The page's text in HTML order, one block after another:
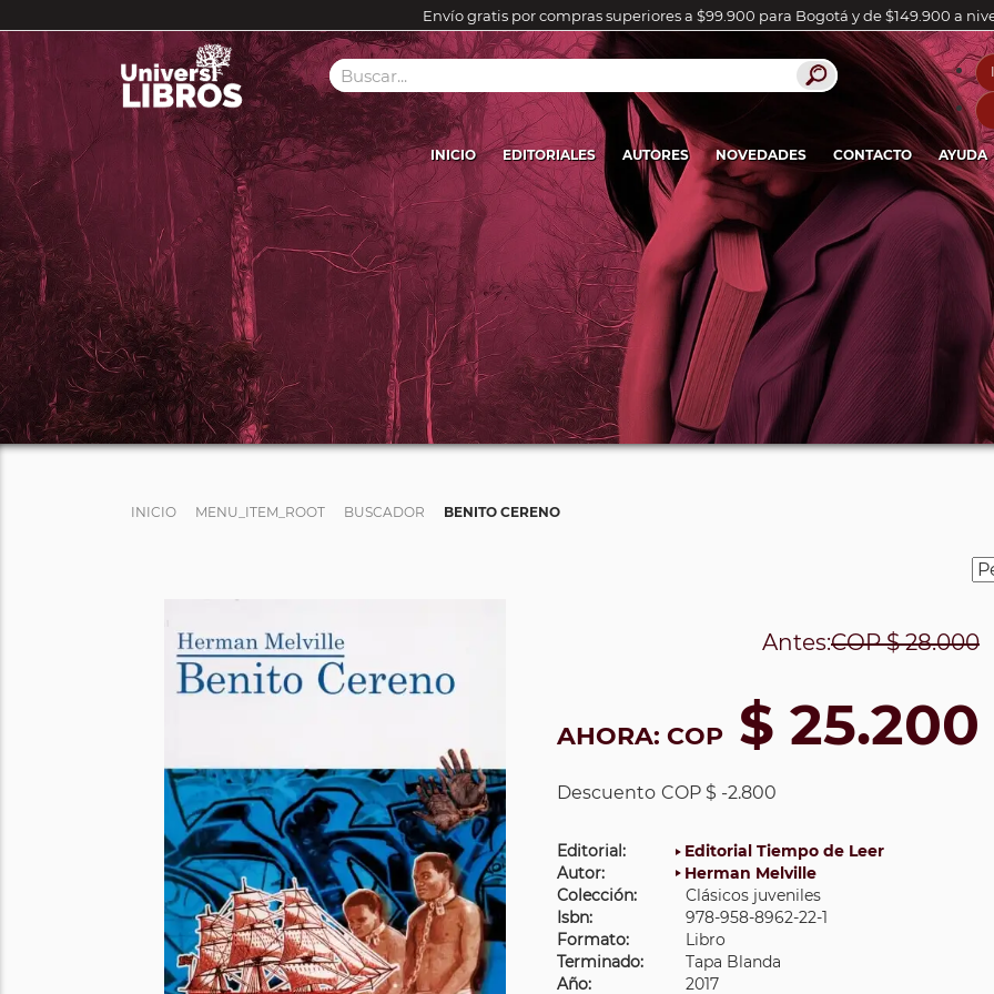
Envío gratis por compras superiores a $99.900 para Bogotá y de $149.900 a
INICIO EDITORIALES AUTORES NOVEDADES CONTACTO AYUDA
INICIO MENU_ITEM_ROOT BUSCADOR BENITO CERENO
Antes:COP$ 28.000
AHORA: COP $ 25.200
Descuento COP $ -2.800
Editorial:
Editorial Tiempo de Leer
Autor:
Herman Melville
Colección:
Clásicos juveniles
Isbn:
978-958-8962-22-1
Formato:
Libro
Terminado:
Tapa Blanda
Año:
2017